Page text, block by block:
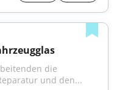
die
und den...